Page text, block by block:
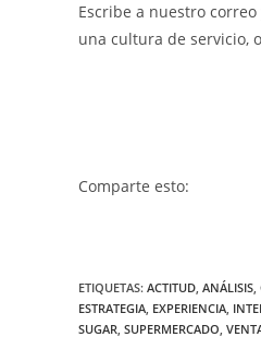
Escribe a nuestro
una cultura de servicio,
Comparte esto:
ETIQUETAS: ACTITUD, ANÁLISIS,
ESTRATEGIA, EXPERIENCIA,
SUGAR, SUPERMERCADO,